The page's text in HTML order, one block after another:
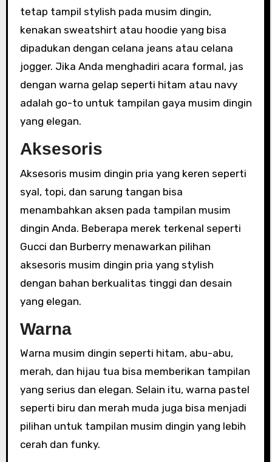
tetap tampil stylish pada musim dingin,
kenakan sweatshirt atau hoodie yang bisa
dipadukan dengan celana jeans atau celana
jogger. Jika Anda menghadiri acara formal, jas
dengan warna gelap seperti hitam atau navy
adalah go-to untuk tampilan gaya musim dingin
yang elegan.
Aksesoris
Aksesoris musim dingin pria yang keren seperti
syal, topi, dan sarung tangan bisa
menambahkan aksen pada tampilan musim
dingin Anda. Beberapa merek terkenal seperti
Gucci dan Burberry menawarkan pilihan
aksesoris musim dingin pria yang stylish
dengan bahan berkualitas tinggi dan desain
yang elegan.
Warna
Warna musim dingin seperti hitam, abu-abu,
merah, dan hijau tua bisa memberikan tampilan
yang serius dan elegan. Selain itu, warna pastel
seperti biru dan merah muda juga bisa menjadi
pilihan untuk tampilan musim dingin yang lebih
cerah dan funky.